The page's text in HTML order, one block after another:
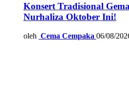
Konsert Tradisional
Nurhaliza Oktober Ini!
oleh Cema Cempaka 06/08/